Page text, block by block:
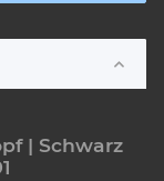
| Schwarz